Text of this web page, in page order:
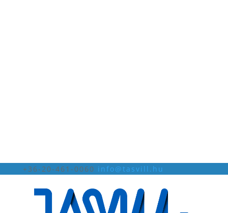
+36-20-461-0060 info@tasvill.hu